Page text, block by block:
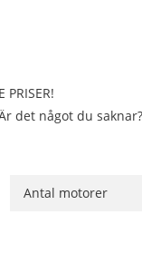
PRISER!
det något du
Antal motorer